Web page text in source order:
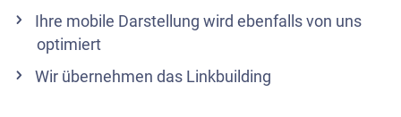
Ihre mobile Darstellung wird ebenfalls von uns
optimiert
Wir übernehmen das Linkbuilding